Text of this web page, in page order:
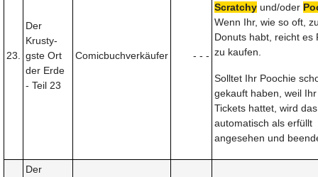
23.
Der
Krusty-
gste Ort
der Erde
- Teil 23
Comicbuchverkäufer - - -
Scratchy und/oder
Wenn Ihr, wie so oft,
Donuts habt, reicht es
zu kaufen.
Solltet Ihr Poochie
gekauft haben, weil
Tickets hattet, wird
automatisch als erfüllt
angesehen und
Der